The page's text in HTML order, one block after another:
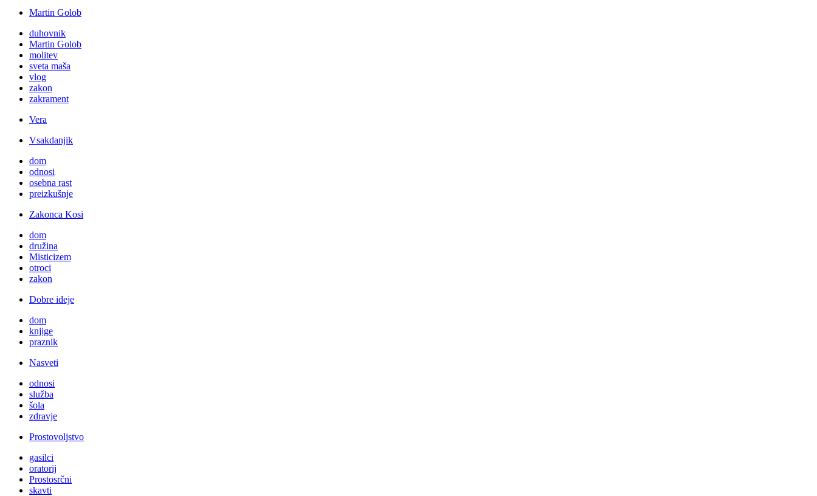
Martin Golob
duhovnik
Martin Golob
molitev
sveta maša
vlog
zakon
zakrament
Vera
Vsakdanjik
dom
odnosi
osebna rast
preizkušnje
Zakonca Kosi
dom
družina
Misticizem
otroci
zakon
Dobre ideje
dom
knjige
praznik
Nasveti
odnosi
služba
šola
zdravje
Prostovoljstvo
gasilci
oratorij
Prostosrčni
skavti